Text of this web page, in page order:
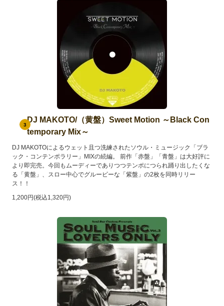
3
DJ MAKOTO/（黄盤）Sweet Motion ～Black Con
temporary Mix～
DJ MAKOTOによるウェット且つ洗練されたソウル・ミュージック「ブラ
ック・コンテンポラリー」MIXの続編。 前作「赤盤」「青盤」は大好評に
より即完売。今回もムーディーでありつつテンポにつられ踊り出したくな
る「黄盤」、スロー中心でグルービーな「紫盤」の2枚を同時リリー
ス！！
1,200円(税込1,320円)